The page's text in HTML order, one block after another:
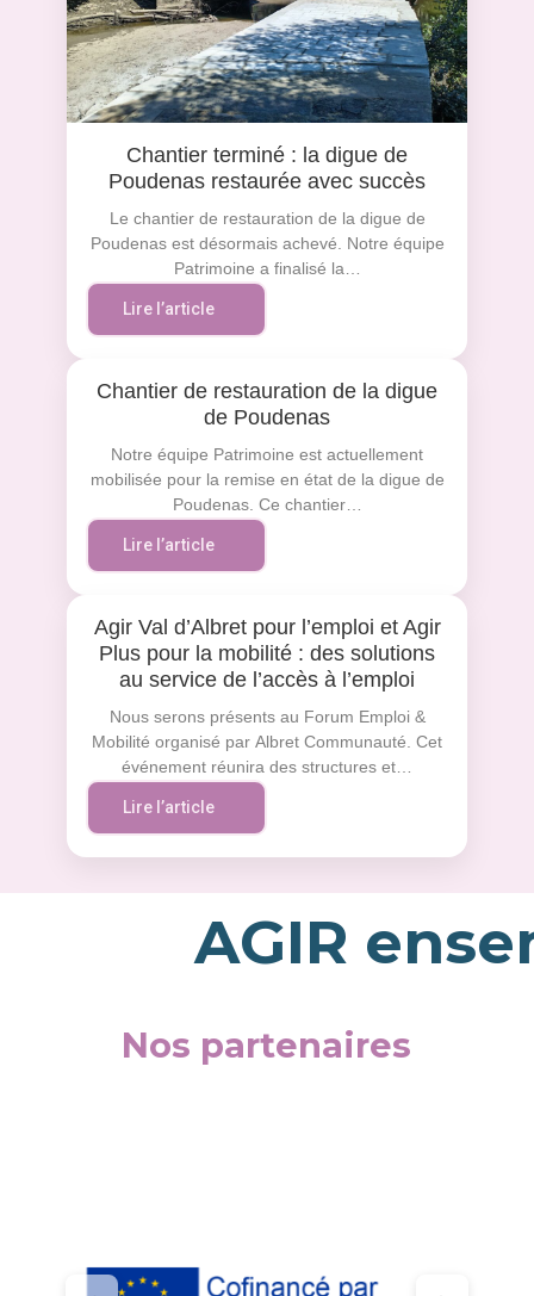
Chantier terminé : la digue de
Poudenas restaurée avec succès
Le chantier de restauration de la digue de
Poudenas est désormais achevé. Notre équipe
Patrimoine a finalisé la…
Lire l’article
Chantier de restauration de la digue
de Poudenas
Notre équipe Patrimoine est actuellement
mobilisée pour la remise en état de la digue de
Poudenas. Ce chantier…
Lire l’article
Agir Val d’Albret pour l’emploi et Agir
Plus pour la mobilité : des solutions
au service de l’accès à l’emploi
Nous serons présents au Forum Emploi &
Mobilité organisé par Albret Communauté. Cet
événement réunira des structures et…
Lire l’article
AGIR
Nos partenaires